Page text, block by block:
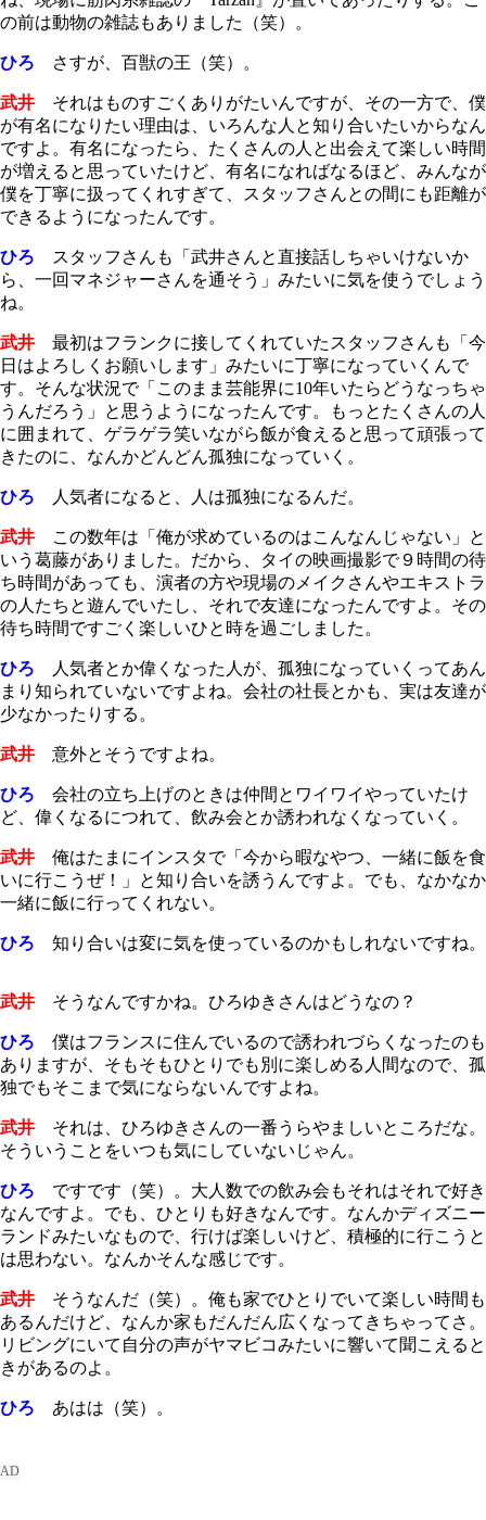
の前は動物の雑誌もありました（笑）。
ひろ さすが、百獣の王（笑）。
武井 それはものすごくありがたいんですが、その一方で、僕
が有名になりたい理由は、いろんな人と知り合いたいからなん
ですよ。有名になったら、たくさんの人と出会えて楽しい時間
が増えると思っていたけど、有名になればなるほど、みんなが
僕を丁寧に扱ってくれすぎて、スタッフさんとの間にも距離が
できるようになったんです。
ひろ スタッフさんも「武井さんと直接話しちゃいけないか
ら、一回マネジャーさんを通そう」みたいに気を使うでしょう
ね。
武井 最初はフランクに接してくれていたスタッフさんも「今
日はよろしくお願いします」みたいに丁寧になっていくんで
す。そんな状況で「このまま芸能界に10年いたらどうなっちゃ
うんだろう」と思うようになったんです。もっとたくさんの人
に囲まれて、ゲラゲラ笑いながら飯が食えると思って頑張って
きたのに、なんかどんどん孤独になっていく。
ひろ 人気者になると、人は孤独になるんだ。
武井 この数年は「俺が求めているのはこんなんじゃない」と
いう葛藤がありました。だから、タイの映画撮影で９時間の待
ち時間があっても、演者の方や現場のメイクさんやエキストラ
の人たちと遊んでいたし、それで友達になったんですよ。その
待ち時間ですごく楽しいひと時を過ごしました。
ひろ 人気者とか偉くなった人が、孤独になっていくってあん
まり知られていないですよね。会社の社長とかも、実は友達が
少なかったりする。
武井 意外とそうですよね。
ひろ 会社の立ち上げのときは仲間とワイワイやっていたけ
ど、偉くなるにつれて、飲み会とか誘われなくなっていく。
武井 俺はたまにインスタで「今から暇なやつ、一緒に飯を食
いに行こうぜ！」と知り合いを誘うんですよ。でも、なかなか
一緒に飯に行ってくれない。
ひろ 知り合いは変に気を使っているのかもしれないですね。
武井 そうなんですかね。ひろゆきさんはどうなの？
ひろ 僕はフランスに住んでいるので誘われづらくなったのも
ありますが、そもそもひとりでも別に楽しめる人間なので、孤
独でもそこまで気にならないんですよね。
武井 それは、ひろゆきさんの一番うらやましいところだな。
そういうことをいつも気にしていないじゃん。
ひろ ですです（笑）。大人数での飲み会もそれはそれで好き
なんですよ。でも、ひとりも好きなんです。なんかディズニー
ランドみたいなもので、行けば楽しいけど、積極的に行こうと
は思わない。なんかそんな感じです。
武井 そうなんだ（笑）。俺も家でひとりでいて楽しい時間も
あるんだけど、なんか家もだんだん広くなってきちゃってさ。
リビングにいて自分の声がヤマビコみたいに響いて聞こえると
きがあるのよ。
ひろ あはは（笑）。